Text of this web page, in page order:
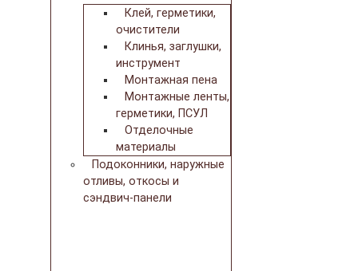
Клей, герметики,
очистители
Клинья, заглушки,
инструмент
Монтажная пена
Монтажные ленты,
герметики, ПСУЛ
Отделочные
материалы
Подоконники, наружные
отливы, откосы и
сэндвич-панели